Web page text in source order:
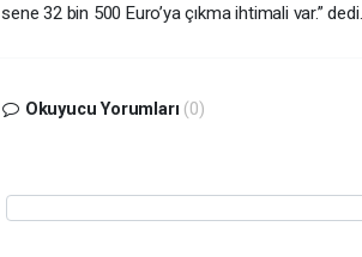
sene 32 bin 500 Euro’ya çıkma ihtimali var.”
Okuyucu Yorumları (0)